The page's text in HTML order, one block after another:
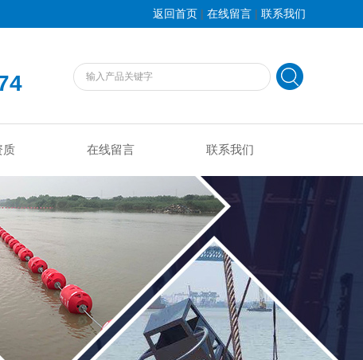
返回首页 | 在线留言 | 联系我们
质 在线留言 联系我们